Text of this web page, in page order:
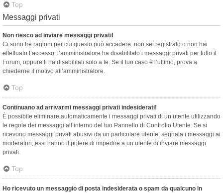
Top
Messaggi privati
Non riesco ad inviare messaggi privati!
Ci sono tre ragioni per cui questo può accadere: non sei registrato o non hai
effettuato l’accesso, l’amministratore ha disabilitato i messaggi privati per tutto il
Forum, oppure li ha disabilitati solo a te. Se il tuo caso è l’ultimo, prova a
chiederne il motivo all’amministratore.
Top
Continuano ad arrivarmi messaggi privati indesiderati!
È possibile eliminare automaticamente i messaggi privati ​​di un utente utilizzando
le regole dei messaggi all’interno del tuo Pannello di Controllo Utente. Se si
ricevono messaggi privati ​​abusivi da un particolare utente, segnala i messaggi ai
moderatori; essi hanno il potere di impedire a un utente di inviare messaggi
privati​​.
Top
Ho ricevuto un messaggio di posta indesiderata o spam da qualcuno in